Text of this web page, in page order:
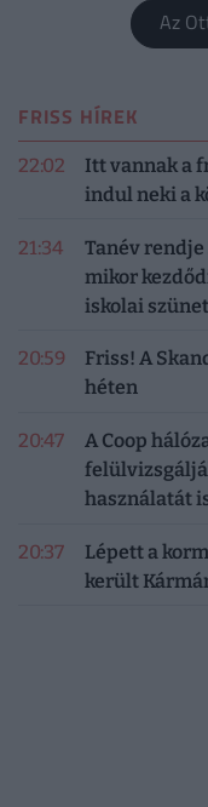
Az
FRISS HÍREK
22:02
Itt vannak a
indul neki a
21:34
Tanév
mikor
iskolai
20:59
Friss! A
héten
20:47
A Coop
használatát
20:37
Lépett a
került